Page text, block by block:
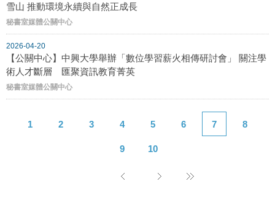
雪山 推動環境永續與自然正成長
秘書室媒體公關中心
2026-04-20
【公關中心】中興大學舉辦「數位學習薪火相傳研討會」 關注學
術人才斷層 匯聚資訊教育菁英
秘書室媒體公關中心
1 2 3 4 5 6 7 8
9 10